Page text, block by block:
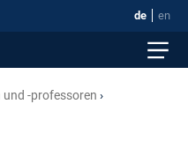
de en
-professoren